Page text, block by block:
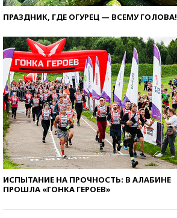
ПРАЗДНИК, ГДЕ ОГУРЕЦ — ВСЕМУ ГОЛОВА!
ИСПЫТАНИЕ НА ПРОЧНОСТЬ: В АЛАБИНЕ
ПРОШЛА «ГОНКА ГЕРОЕВ»